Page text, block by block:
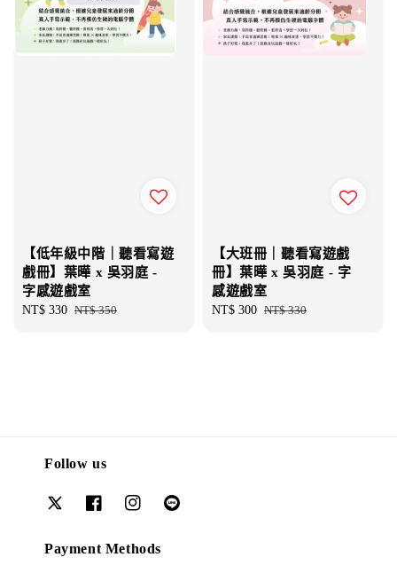
【低年級中階｜聽看寫遊
戲冊】葉曄 x 吳羽庭 -
字感遊戲室
Sale
NT$ 330 Regular
NT$ 350
【大班冊｜聽看寫遊戲
冊】葉曄 x 吳羽庭 - 字
感遊戲室
Sale
NT$ 300 Regular
NT$ 330
Follow us
Payment Methods